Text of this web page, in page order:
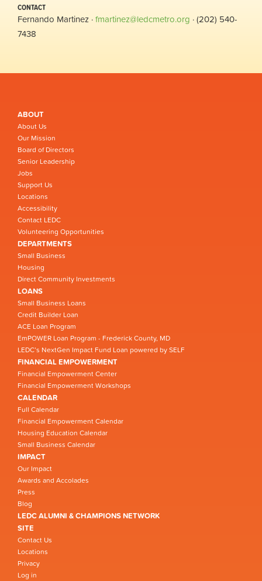
CONTACT
Fernando Martinez ·fmartinez@ledcmetro.org · (202) 540-
7438
ABOUT
About Us
Our Mission
Board of Directors
Senior Leadership
Jobs
Support Us
Locations
Accessibility
Contact LEDC
Volunteering Opportunities
DEPARTMENTS
Small Business
Housing
Direct Community Investments
LOANS
Small Business Loans
Credit Builder Loan
ACE Loan Program
EmPOWER Loan Program - Frederick County, MD
LEDC’s NextGen Impact Fund Loan powered by SELF
FINANCIAL EMPOWERMENT
Financial Empowerment Center
Financial Empowerment Workshops
CALENDAR
Full Calendar
Financial Empowerment Calendar
Housing Education Calendar
Small Business Calendar
IMPACT
Our Impact
Awards and Accolades
Press
Blog
LEDC ALUMNI & CHAMPIONS NETWORK
SITE
Contact Us
Locations
Privacy
Log in